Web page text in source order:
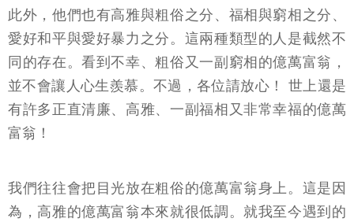
此外，他們也有高雅與粗俗之分、福相與窮相之分、
愛好和平與愛好暴力之分。這兩種類型的人是截然不
同的存在。看到不幸、粗俗又一副窮相的億萬富翁，
並不會讓人心生羨慕。不過，各位請放心！ 世上還是
有許多正直清廉、高雅、一副福相又非常幸福的億萬
富翁！
我們往往會把目光放在粗俗的億萬富翁身上。這是因
為，高雅的億萬富翁本來就很低調。就我至今遇到的